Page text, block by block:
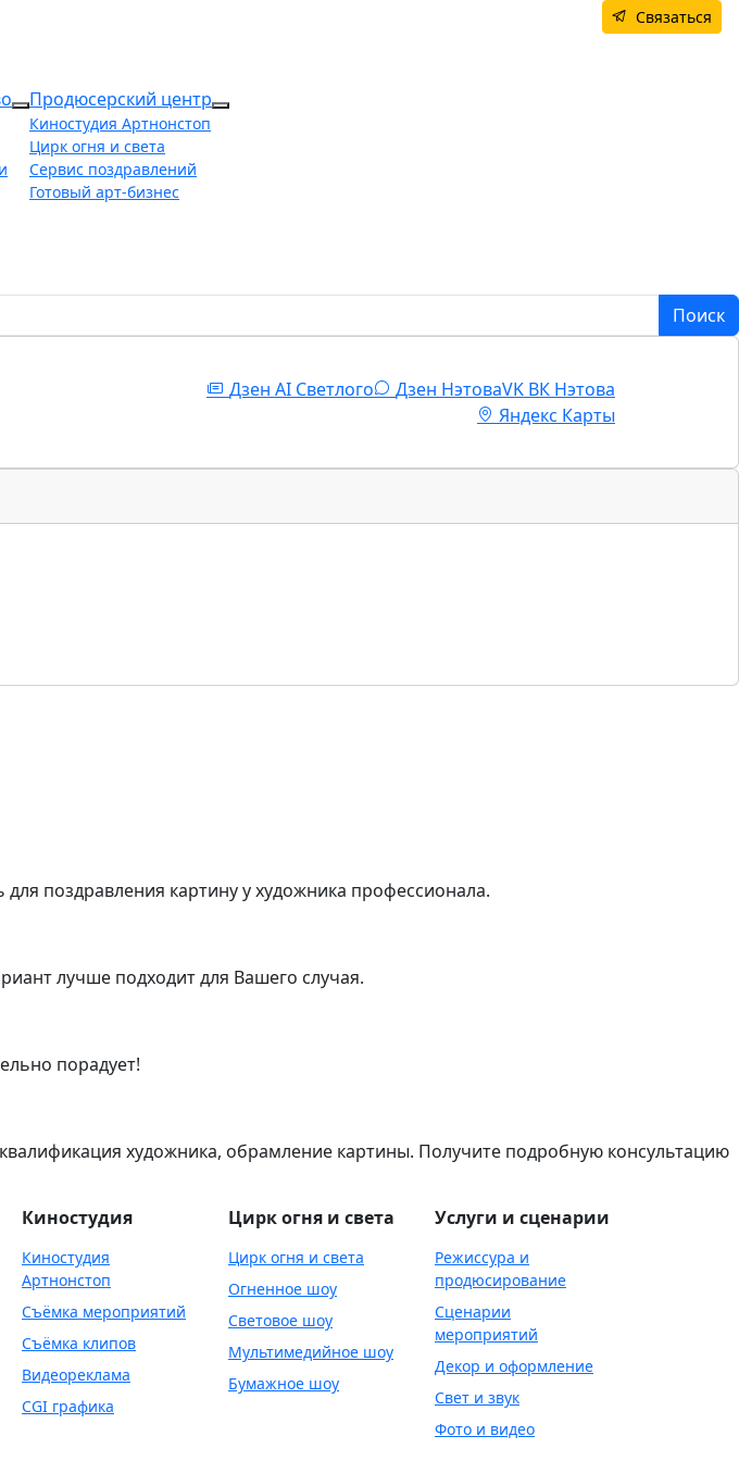
Связаться
More about: Event-агентство
Продюсерский центр
Киностудия Артнонстоп
Цирк огня и света
Сервис поздравлений
Готовый арт-бизнес
Поиск
Дзен AI Светлого Дзен НэтоваVK ВК Нэтова
Яндекс Карты
поздравления картину у художника профессионала.
лучше подходит для Вашего случая.
порадует!
художника, обрамление картины. Получите подробную консультацию
Киностудия
Киностудия
Артнонстоп
Съёмка мероприятий
Съёмка клипов
Видеореклама
CGI графика
Цирк огня и света
Цирк огня и света
Огненное шоу
Световое шоу
Мультимедийное шоу
Бумажное шоу
Услуги и сценарии
Режиссура и
продюсирование
Сценарии
мероприятий
Декор и оформление
Свет и звук
Фото и видео